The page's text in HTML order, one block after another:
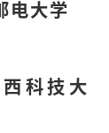
电大学
科技大